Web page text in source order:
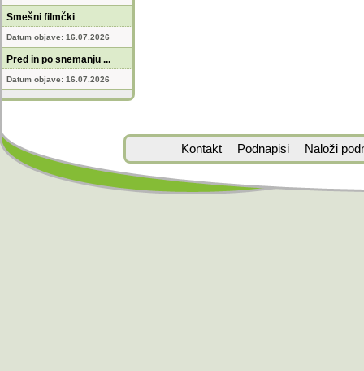
Smešni filmčki
Datum objave: 16.07.2026
Pred in po snemanju ...
Datum objave: 16.07.2026
Kontakt Podnapisi Naloži